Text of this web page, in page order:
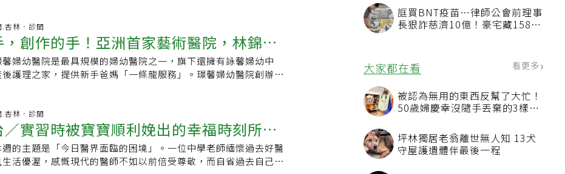
輯：陳學梅
系的「77老大」是近年爆紅的YouTuber，頻道從2018年底開始
人訂閱，影片內容涵蓋保健、減肥、美容，甚至連如何追女生都
原本為中醫師，現已卸下執業身份，改用影片推廣中醫，成謂另
」。
引起胎位不正及早產。3.有莖的肌瘤可能產生扭轉而引起孕婦腹
剖腹探查。4.若肌瘤長的過快、過大，血液供應不足造成肌瘤變
僅能以保守性的症狀治療和安胎治療直到胎兒成熟。於生產時，
生產，除了有莖的肌瘤以外，一概不予處理。子宮肌瘤≠不孕一般
多而流產，卻渾然不知。因此不能馬上斷定子宮肌瘤是不孕的主
期異常、出血量過多，要及早就診檢查，以防日後懷孕及生產困
提醒，懷孕期間子宮肌瘤不需要處理也不能處理，與醫師配合做
孕初期卵巢雌激素增加，導致肌瘤變大，到懷孕中、後期，肌瘤不
也會萎縮，但說法不一也無定論。有子宮肌瘤，該如何治療？
的想法，不會用傳統的框架限制我們。」竹中特殊的校風，在蘇
於創新和突破的種子，也培育他敢闖敢說的性格，更重要的是
不用功，學校也沒在管，老師不會逼，我們要對自己負責。」青
，他沒有放鬆自己，一點一滴建立了責任感。後來考進中國醫藥
更多挑戰等著他。放手去試 病人是最好的老師五年的住院醫師生
回到竹中，因為資深醫師都很忙，不會太「盯」著年輕醫師手把
是放手讓年輕醫師去試、去找答案，「不給你怕的機會，病人在
是要勇敢地迎上去。」他說。當年還是菜鳥的蘇軒也從沒在怕，他
」，這讓他可以自行摸索和學習。「醫院不會給住院醫師過度保
第二部分有3項以上符合，就必須找專業諮詢該如何保養與預防陰
幫助夫妻倆性生活美滿。第一部分：◎尿失禁（咳嗽、跳躍、跑
陰道分泌物減少，甚至乾澀造成性交疼痛。◎性伴侶曾抱怨有鬆
實第二部分：◎曾經生產過◎下腹有垂墜感◎過度肥胖以及減肥過
頻尿（一有尿意就想排尿，且一天排尿八次以上）◎分泌物增加
為泌乳激素會抑制荷爾蒙，導致陰道較為乾澀，等產婦的性慾被
就會越來越濕潤，因為陰道黏膜及子宮頸黏膜原本就會有分泌
刺激時，分泌物就會增加，成為性行為的潤滑液。另外，也可以選
若擔心口服荷爾蒙會影響健康，也可以選擇使用局部的荷爾蒙軟
杏林．診間
創作的手！亞洲首家藝術醫院，林錦義
迎接新生
婦幼醫院是最具規模的婦幼醫院之一，旗下還擁有詠馨婦幼中
護理之家，提供新手爸媽「一條龍服務」。璟馨婦幼醫院創辦人
家屬身心皆獲療癒。1957年出生於台北市的林錦義，前半生起伏
、電影；他憑著驚人的毅力、意志力，藉從醫翻轉命運，終於成
方人物。成長於大稻埕的他，父系祖先本為鹿港望族，但到祖父
道中落，「一直到我成年，我從來沒有自己的房間；就連剛結婚
哥家中。」翻轉命運，從小立志習醫脫離貧窮，成了林錦義從小
杏林．診間
實習時被寶寶順利娩出的幸福時刻所感
入「婦產科」當母胎健康的守護天使
週的主題是「今日醫界面臨的困境」。一位中學老師緬懷過去好醫
活優渥，感慨現代的醫師不如以前倍受尊敬，而自省過去自己在